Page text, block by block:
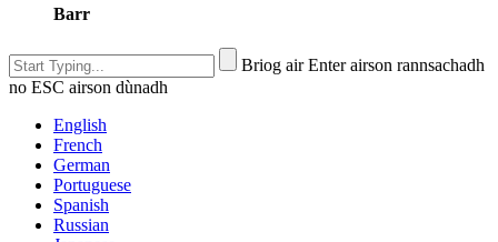
Barr
Briog air Enter airson rannsachadh
no ESC airson dùnadh
English
French
German
Portuguese
Spanish
Russian